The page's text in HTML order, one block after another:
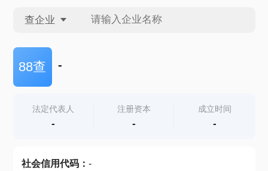
查企业
查企业
查产地
88查 -
法定代表人
-
注册资本
-
成立时间
-
社会信用代码： -